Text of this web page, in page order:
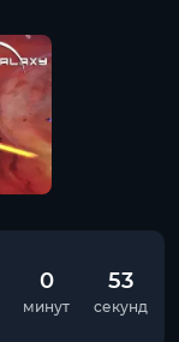
0
минут
53
секунд